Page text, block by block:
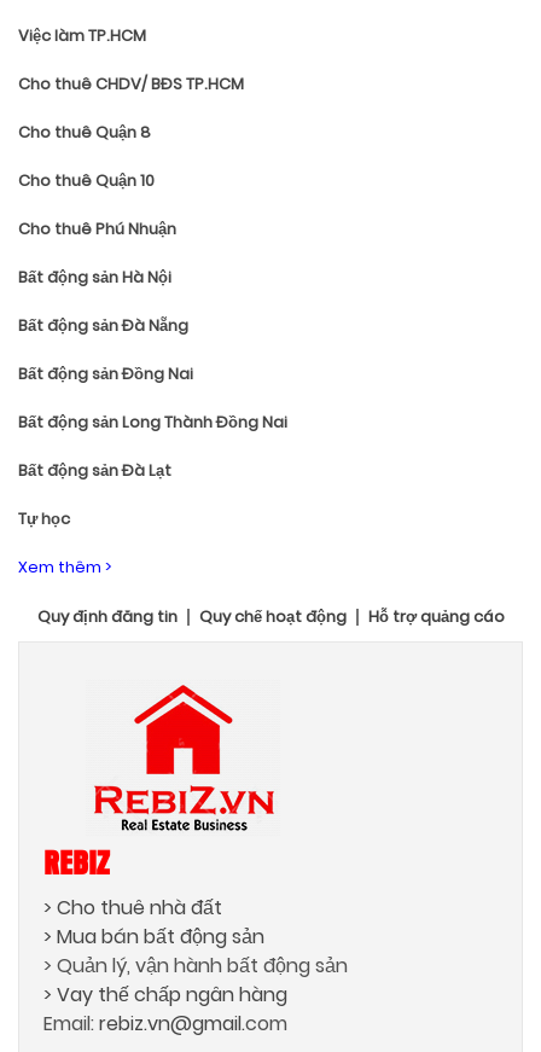
Việc làm TP.HCM
Cho thuê CHDV/ BĐS TP.HCM
Cho thuê Quận 8
Cho thuê Quận 10
Cho thuê Phú Nhuận
Bất động sản Hà Nội
Bất động sản Đà Nẵng
Bất động sản Đồng Nai
Bất động sản Long Thành Đồng Nai
Bất động sản Đà Lạt
Tự học
Xem thêm >
Quy định đăng tin Quy chế hoạt động Hỗ trợ quảng cáo
REBIZ
> Cho thuê nhà đất
> Mua bán bất động sản
> Quản lý, vận hành bất động sản
> Vay thế chấp ngân hàng
Email:rebiz.vn@gmail.com